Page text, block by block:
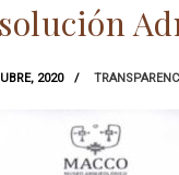
2020